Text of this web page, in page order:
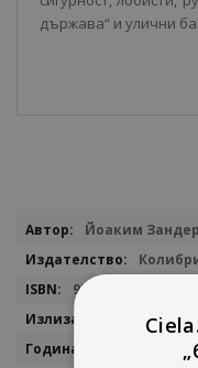
държава“ и улични
Повече
Йоаким Зандер
9786190201441
12.01.2018